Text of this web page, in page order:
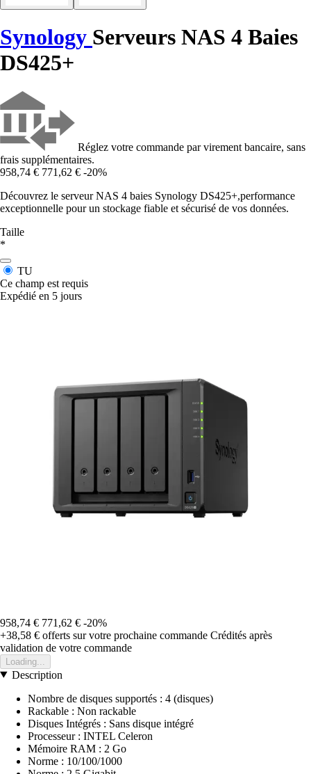
Synology Serveurs NAS 4 Baies
DS425+
Réglez votre commande par virement bancaire, sans
frais supplémentaires.
958,74 € 771,62 € -20%
Découvrez le serveur NAS 4 baies Synology DS425+,performance
exceptionnelle pour un stockage fiable et sécurisé de vos données.
Taille
*
TU
Ce champ est requis
Expédié en 5 jours
958,74 € 771,62 € -20%
+38,58 € offerts sur votre prochaine commande Crédités après
validation de votre commande
Loading...
Description
Nombre de disques supportés : 4 (disques)
Rackable : Non rackable
Disques Intégrés : Sans disque intégré
Processeur : INTEL Celeron
Mémoire RAM : 2 Go
Norme : 10/100/1000